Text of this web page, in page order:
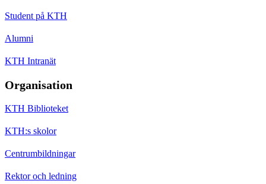
Student på KTH
Alumni
KTH Intranät
Organisation
KTH Biblioteket
KTH:s skolor
Centrumbildningar
Rektor och ledning